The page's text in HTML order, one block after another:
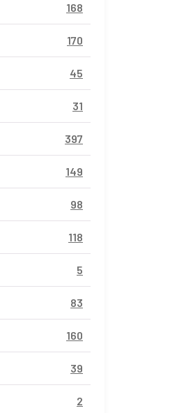
168
170
45
31
397
149
98
118
5
83
160
39
2